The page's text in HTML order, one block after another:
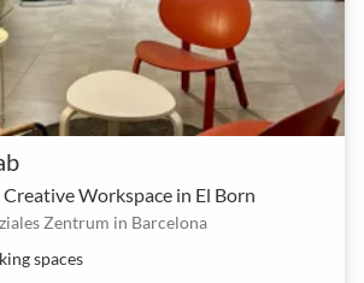
Workspace in El Born
Zentrum in Barcelona
spaces